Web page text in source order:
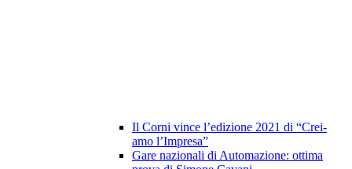
Il Corni vince l’edizione 2021 di “Crei-
amo l’Impresa”
Gare nazionali di Automazione: ottima